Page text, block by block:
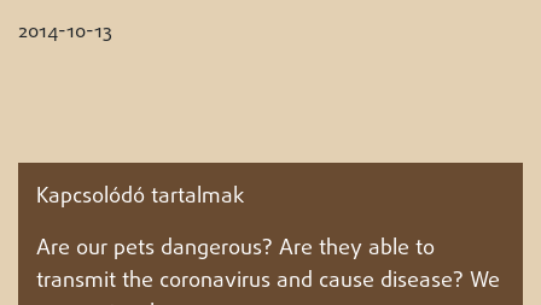
2014-10-13
Kapcsolódó tartalmak
Are our pets dangerous? Are they able to
transmit the coronavirus and cause disease? We